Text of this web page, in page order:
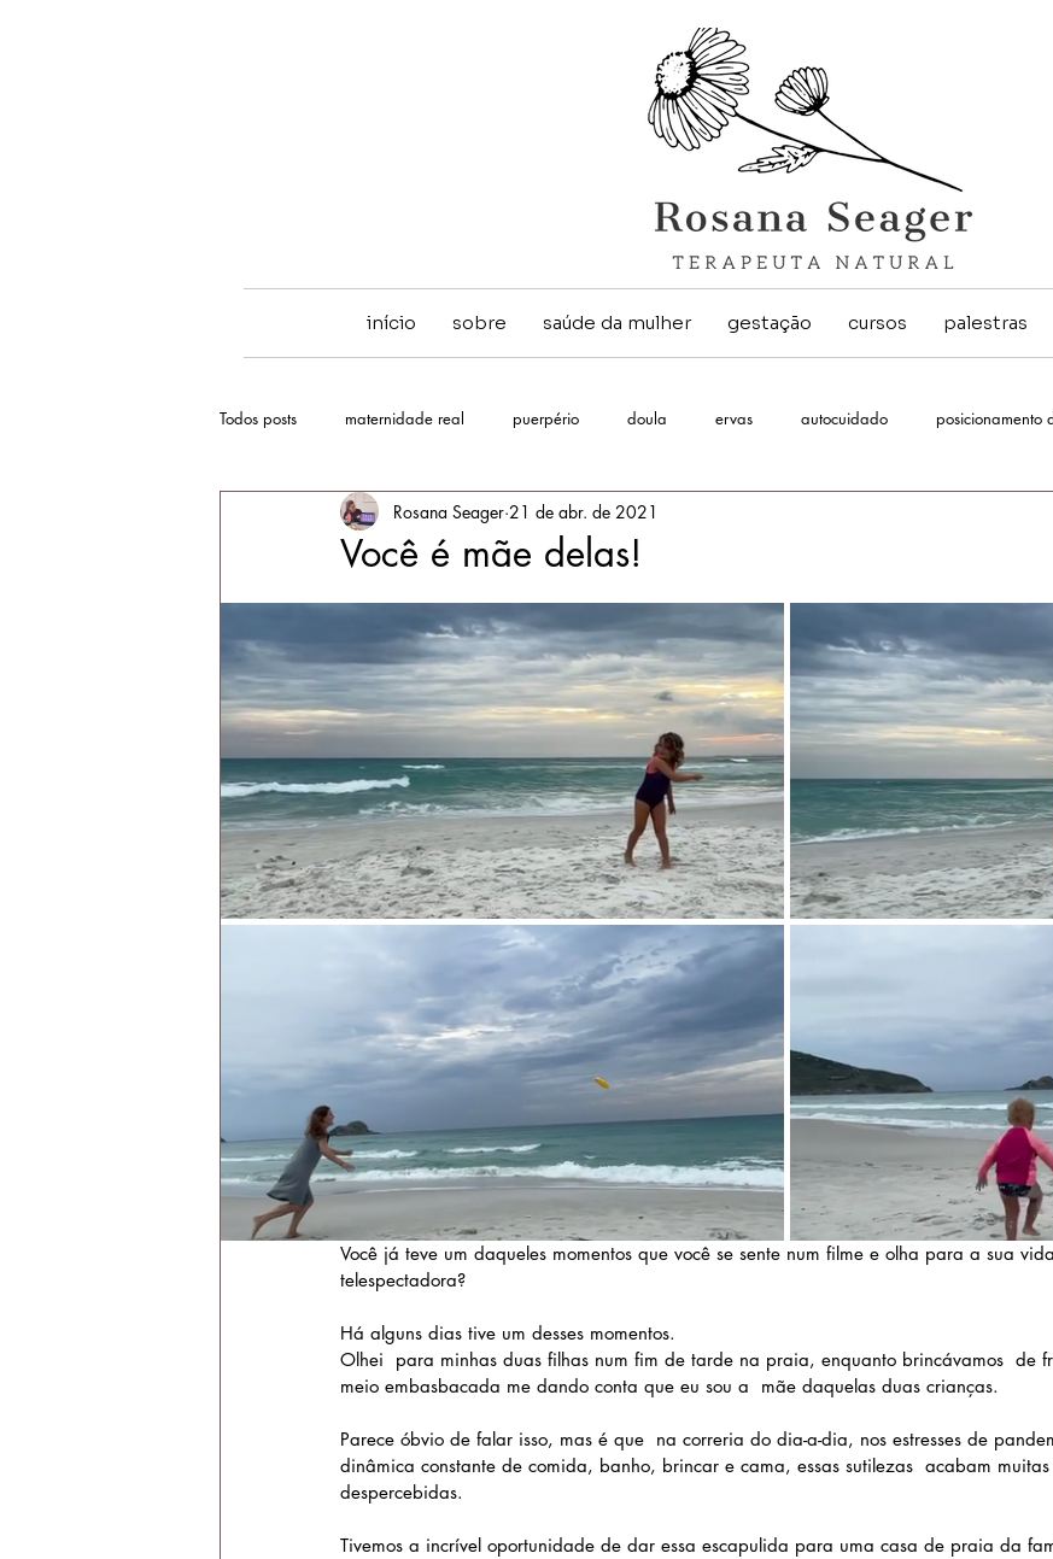
início sobre saúde da mulher gestação cursos palestras
Todos posts maternidade real puerpério doula ervas autocuidado posicionamento
TPM ciclo menstrual ser mulher
vaporização do útero pandemia
inteligência hormonal
Você é mãe delas!
Rosana Seager 21 de abr. de 2021
Você já teve um daqueles momentos que você se sente num filme e olha para a sua
telespectadora?
Há alguns dias tive um desses momentos.
Olhei  para minhas duas filhas num fim de tarde na praia, enquanto brincávamos  de
meio embasbacada me dando conta que eu sou a  mãe daquelas duas crianças.
Parece óbvio de falar isso, mas é que  na correria do dia-a-dia, nos estresses de
dinâmica constante de comida, banho, brincar e cama, essas sutilezas  acabam
despercebidas.
Tivemos a incrível oportunidade de dar essa escapulida para uma casa de praia da